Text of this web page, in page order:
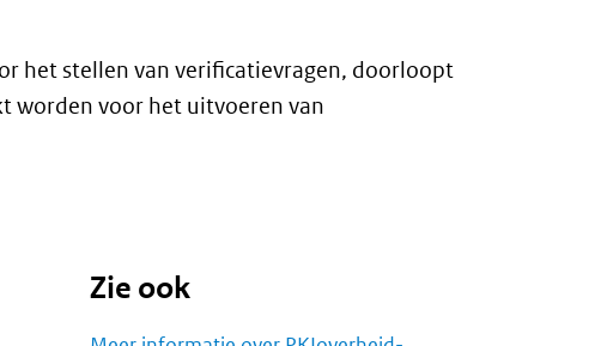
het stellen van verificatievragen, doorloopt
worden voor het uitvoeren van
Zie ook